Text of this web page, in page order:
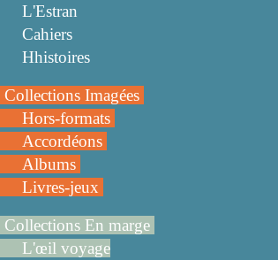
L'Estran
Cahiers
Hhistoires
Collections Imagées
Hors-formats
Accordéons
Albums
Livres-jeux
Collections En marge
L'œil voyage